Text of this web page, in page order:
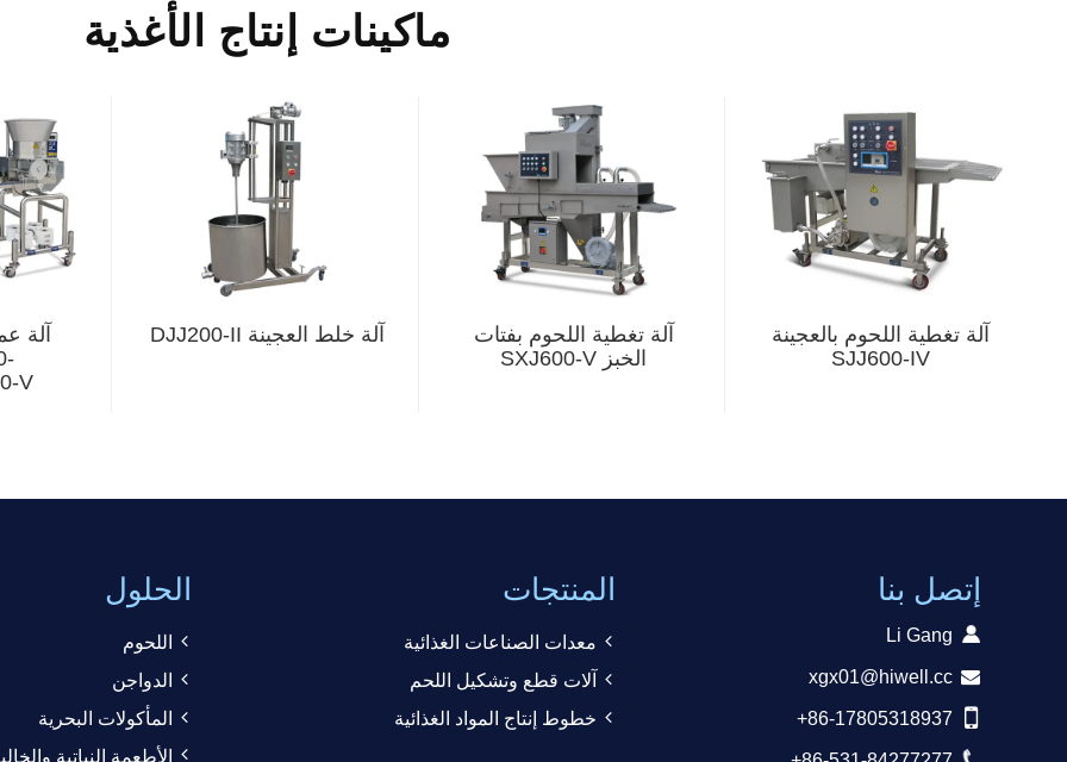
ماكينات إنتاج الأغذية
آلة تغطية اللحوم بالعجينة
SJJ600-IV
آلة تغطية اللحوم بفتات
الخبز SXJ600-V
آلة خلط العجينة DJJ200-II
آلة
V
إتصل بنا
Li Gang
xgx01@hiwell.cc
+86-17805318937
المنتجات
معدات الصناعات الغذائية
آلات قطع وتشكيل اللحم
خطوط إنتاج المواد الغذائية
الحلول
اللحوم
الدواجن
المأكولات البحرية
الأطعمة النباتية